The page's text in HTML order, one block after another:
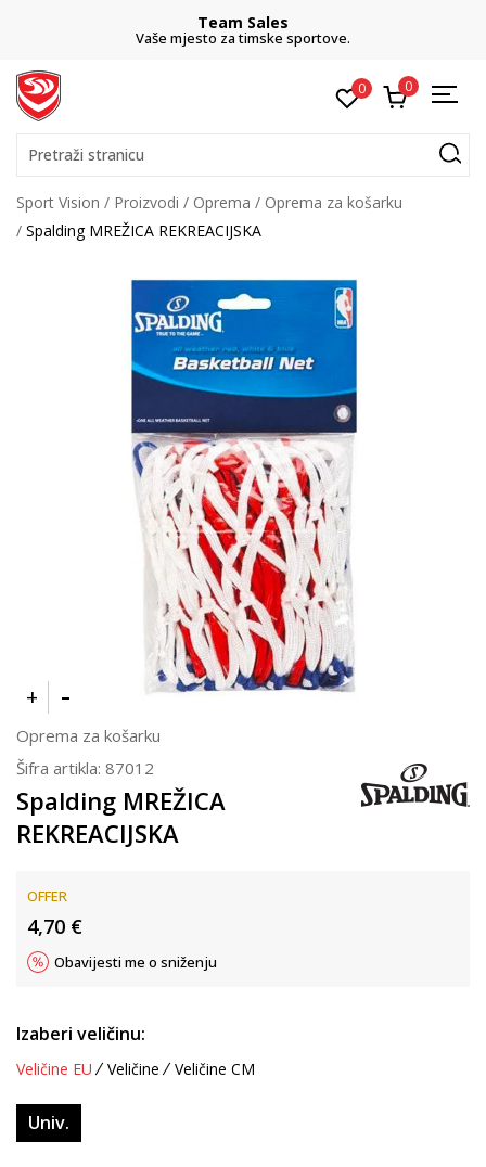
Team Sales
Vaše mjesto za timske sportove.
0 0
Pretraži stranicu
Sport Vision Proizvodi Oprema
Oprema za košarku
Spalding MREŽICA REKREACIJSKA
Oprema za košarku
Šifra artikla: 87012
Spalding MREŽICA
REKREACIJSKA
OFFER
4,70 €
Obavijesti me o sniženju
Izaberi veličinu:
Veličine EU Veličine Veličine CM
Univ.